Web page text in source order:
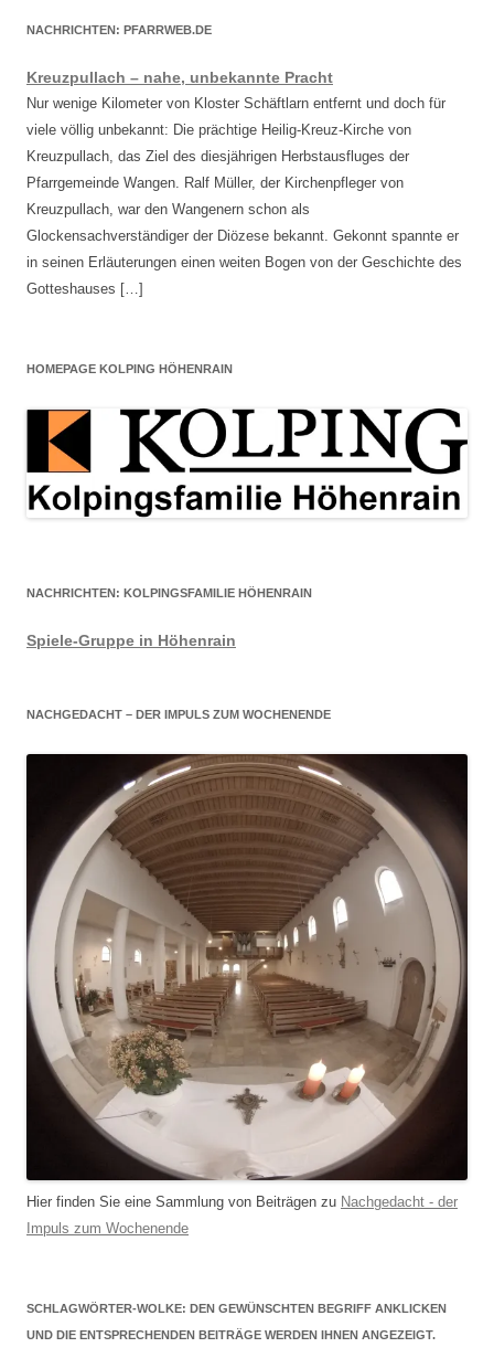
NACHRICHTEN: PFARRWEB.DE
Kreuzpullach – nahe, unbekannte Pracht
Nur wenige Kilometer von Kloster Schäftlarn entfernt und doch für
viele völlig unbekannt: Die prächtige Heilig-Kreuz-Kirche von
Kreuzpullach, das Ziel des diesjährigen Herbstausfluges der
Pfarrgemeinde Wangen. Ralf Müller, der Kirchenpfleger von
Kreuzpullach, war den Wangenern schon als
Glockensachverständiger der Diözese bekannt. Gekonnt spannte er
in seinen Erläuterungen einen weiten Bogen von der Geschichte des
Gotteshauses […]
HOMEPAGE KOLPING HÖHENRAIN
NACHRICHTEN: KOLPINGSFAMILIE HÖHENRAIN
Spiele-Gruppe in Höhenrain
NACHGEDACHT – DER IMPULS ZUM WOCHENENDE
Hier finden Sie eine Sammlung von Beiträgen zu Nachgedacht - der
Impuls zum Wochenende
SCHLAGWÖRTER-WOLKE: DEN GEWÜNSCHTEN BEGRIFF ANKLICKEN
UND DIE ENTSPRECHENDEN BEITRÄGE WERDEN IHNEN ANGEZEIGT.